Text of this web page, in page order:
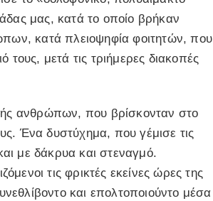
μας, κατά το οποίο βρήκαν
κατά πλειοψηφία φοιτητών, που
μετά τις τριήμερες διακοπές
ανθρώπων, που βρίσκονταν στο
Ένα δυστύχημα, που γέμισε τις
με δάκρυα και στεναγμό.
τις φρικτές εκείνες ώρες της
και επολτοποιούντο μέσα